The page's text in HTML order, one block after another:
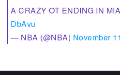
A CRAZY OT ENDING IN
DbAvu
— NBA (@NBA) November